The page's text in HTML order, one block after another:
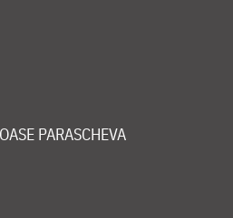
PARASCHEVA